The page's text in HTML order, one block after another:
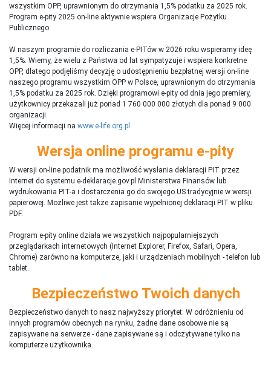
wszystkim OPP, uprawnionym do otrzymania 1,5% podatku za 2025 rok.
Program e-pity 2025 on-line aktywnie wspiera Organizacje Pożytku
Publicznego.
W naszym programie do rozliczania e-PITów w 2026 roku wspieramy ideę
1,5%. Wiemy, że wielu z Państwa od lat sympatyzuje i wspiera konkretne
OPP, dlatego podjęliśmy decyzję o udostępnieniu bezpłatnej wersji on-line
naszego programu wszystkim OPP w Polsce, uprawnionym do otrzymania
1,5% podatku za 2025 rok. Dzięki programowi e-pity od dnia jego premiery,
użytkownicy przekazali już ponad 1 760 000 000 złotych dla ponad 9 000
organizacji.
Więcej informacji na www.e-life.org.pl
Wersja online programu e-pity
W wersji on-line podatnik ma możliwość wysłania deklaracji PIT przez
Internet do systemu e-deklaracje.gov.pl Ministerstwa Finansów lub
wydrukowania PIT-a i dostarczenia go do swojego US tradycyjnie w wersji
papierowej. Możliwe jest także zapisanie wypełnionej deklaracji PIT w pliku
PDF.
Program e-pity online działa we wszystkich najpopularniejszych
przeglądarkach internetowych (Internet Explorer, Firefox, Safari, Opera,
Chrome) zarówno na komputerze, jaki i urządzeniach mobilnych - telefon lub
tablet..
Bezpieczeństwo Twoich danych
Bezpieczeństwo danych to nasz najwyższy priorytet. W odróżnieniu od
innych programów obecnych na rynku, żadne dane osobowe nie są
zapisywane na serwerze - dane zapisywane są i odczytywane tylko na
komputerze użytkownika.